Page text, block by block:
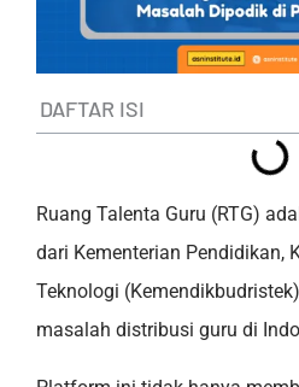
DAFTAR ISI
Ruang Talenta Guru (RTG)
dari Kementerian Pendidikan,
Teknologi
masalah distribusi guru di